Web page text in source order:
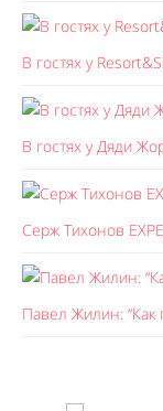
В гостях у
В гостях у Дяди
Серж Тихонов
Павел Жилин: “Как